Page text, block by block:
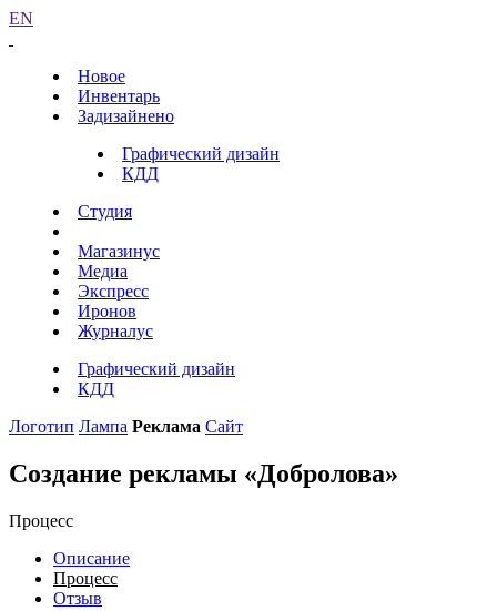
EN
Новое
Инвентарь
Задизайнено
Графический дизайн
КДД
Студия
Магазинус
Медиа
Экспресс
Иронов
Журналус
Графический дизайн
КДД
Логотип Лампа Реклама Сайт
Создание рекламы «Добролова»
Процесс
Описание
Процесс
Отзыв